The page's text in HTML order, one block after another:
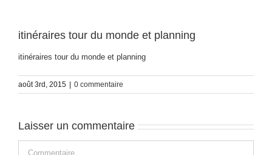
itinéraires tour du monde et planning
itinéraires tour du monde et planning
août 3rd, 2015 0 commentaire
Laisser un commentaire